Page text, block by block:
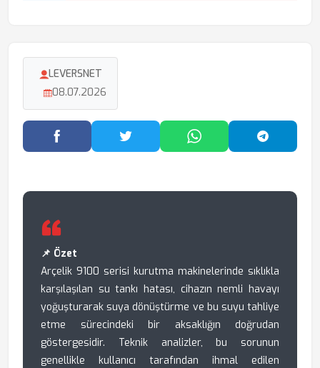
LEVERSNET
08.07.2026
Facebook'ta PaylaşTwitter'da PaylaşWhatsApp'ta Paylaş
📌 Özet
Arçelik 9100 serisi kurutma makinelerinde sıklıkla
karşılaşılan su tankı hatası, cihazın nemli havayı
yoğuşturarak suya dönüştürme ve bu suyu tahliye
etme sürecindeki bir aksaklığın doğrudan
göstergesidir. Teknik analizler, bu sorunun
genellikle kullanıcı tarafından ihmal edilen